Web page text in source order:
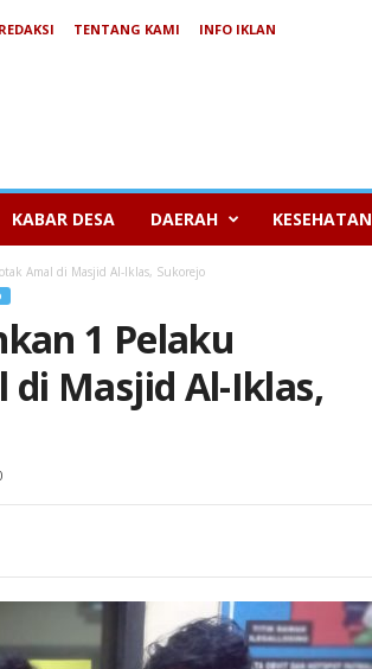
REDAKSI TENTANG KAMI
INFO IKLAN
KABAR DESA DAERAH KESEHATAN
Amal di Masjid Al-Iklas, Sukorejo
1 Pelaku
di Masjid Al-Iklas,